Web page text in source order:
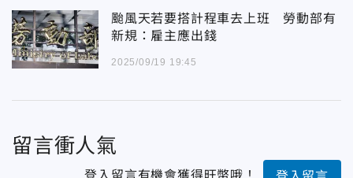
颱風天若要搭計程車去上班 勞動部有
新規：雇主應出錢
2025/09/19 19:45
留言衝人氣
登入留言有機會獲得旺幣哦！